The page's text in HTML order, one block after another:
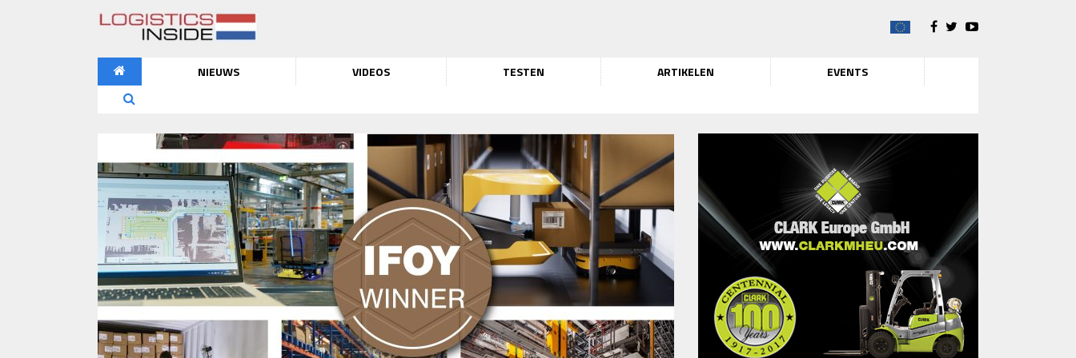
NIEUWS VIDEOS TESTEN ARTIKELEN EVENTS